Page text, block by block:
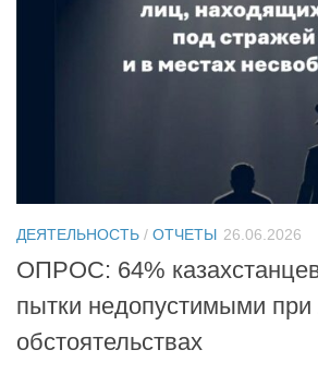
ДЕЯТЕЛЬНОСТЬ / ОТЧЕТЫ 26.06.2026
ОПРОС: 64%
пытки недопустимыми
обстоятельствах